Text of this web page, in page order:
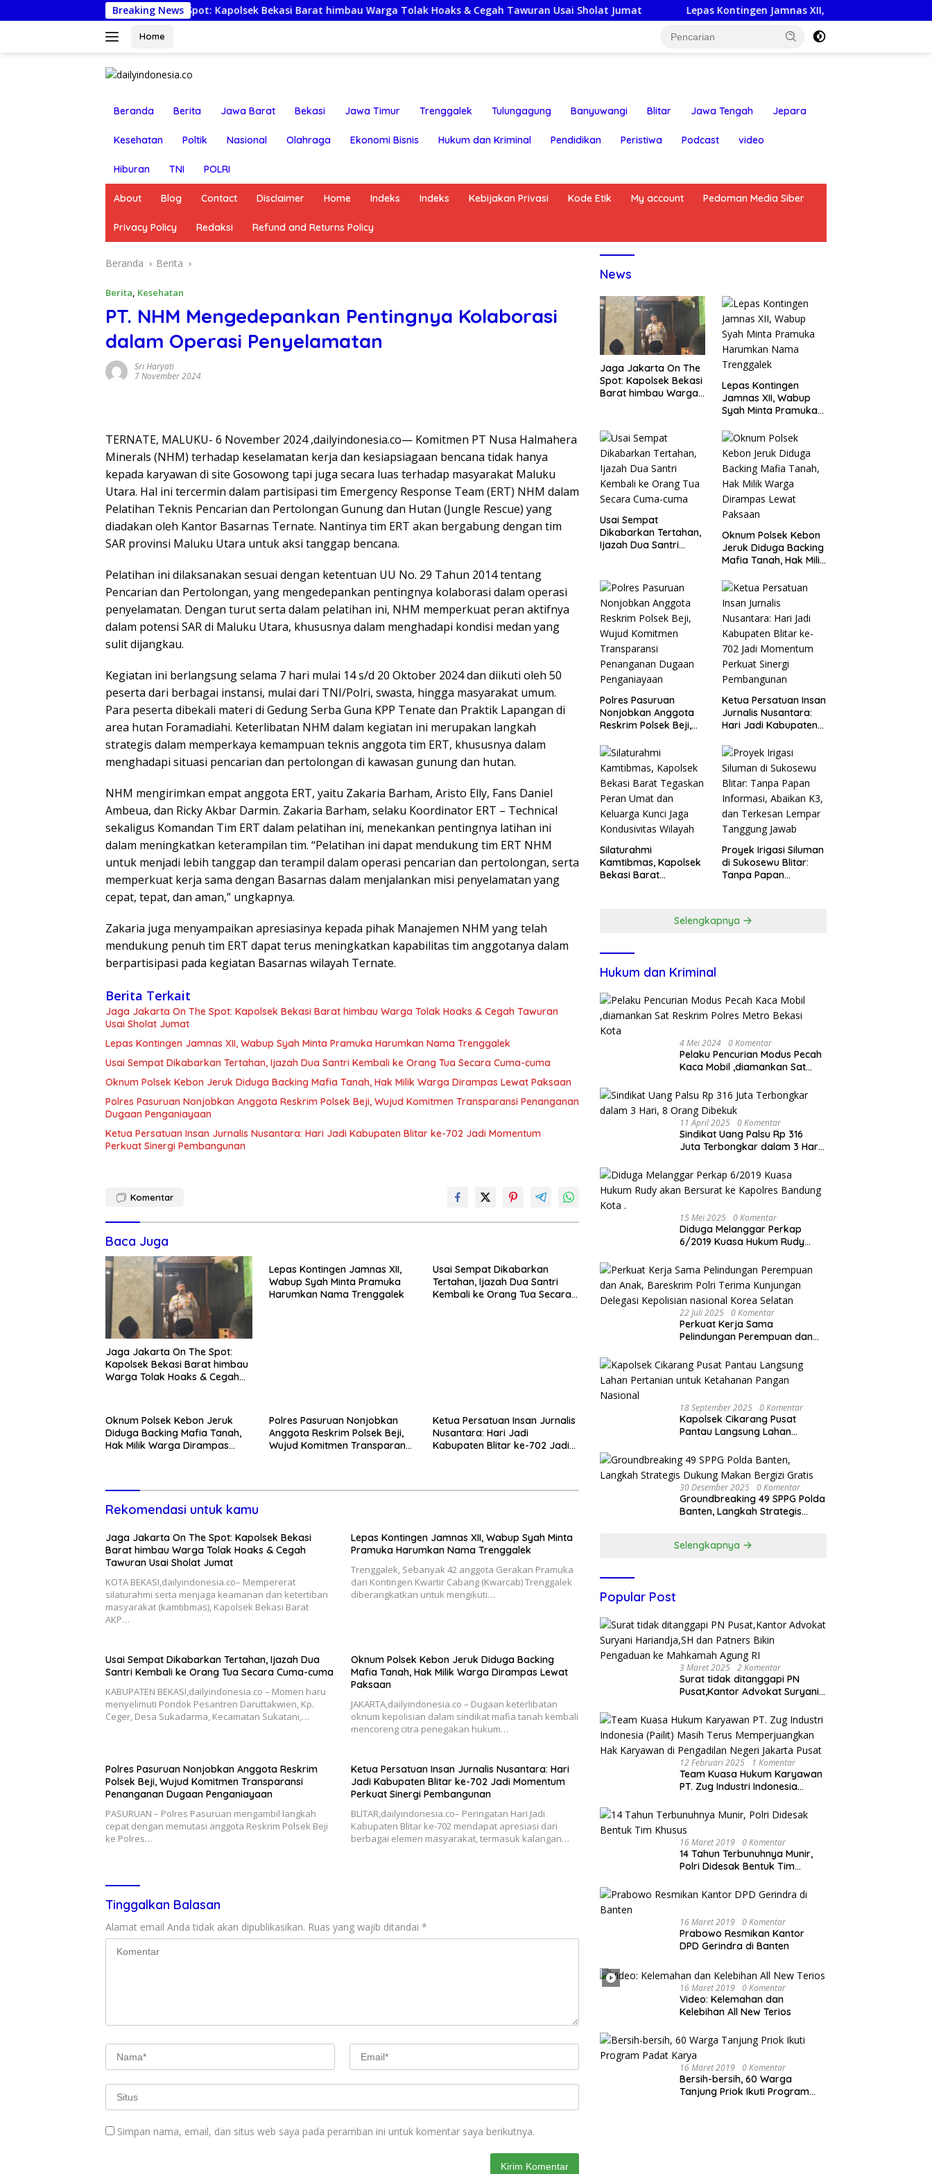
ke
Breaking News
Jaga Jakarta On The Spot: Kapolsek Bekasi Barat himbau Warga Tolak Hoaks & Cegah Tawuran Usai Sholat Jumat Lepas Kontingen Jamnas XII, Wabup Syah Minta Pramuka
Home
Beranda Berita Jawa Barat Bekasi Jawa Timur Trenggalek Tulungagung Banyuwangi Blitar Jawa Tengah Jepara
Kesehatan Poltik Nasional Olahraga Ekonomi Bisnis Hukum dan Kriminal Pendidikan Peristiwa Podcast video
Hiburan TNI POLRI
About Blog Contact Disclaimer Home Indeks Indeks Kebijakan Privasi Kode Etik My account Pedoman Media Siber
Privacy Policy Redaksi Refund and Returns Policy
Beranda Berita
Berita, Kesehatan
PT. NHM Mengedepankan Pentingnya Kolaborasi
dalam Operasi Penyelamatan
Sri Haryati
7 November 2024
TERNATE, MALUKU- 6 November 2024 ,dailyindonesia.co— Komitmen PT Nusa Halmahera
Minerals (NHM) terhadap keselamatan kerja dan kesiapsiagaan bencana tidak hanya
kepada karyawan di site Gosowong tapi juga secara luas terhadap masyarakat Maluku
Utara. Hal ini tercermin dalam partisipasi tim Emergency Response Team (ERT) NHM dalam
Pelatihan Teknis Pencarian dan Pertolongan Gunung dan Hutan (Jungle Rescue) yang
diadakan oleh Kantor Basarnas Ternate. Nantinya tim ERT akan bergabung dengan tim
SAR provinsi Maluku Utara untuk aksi tanggap bencana.
Pelatihan ini dilaksanakan sesuai dengan ketentuan UU No. 29 Tahun 2014 tentang
Pencarian dan Pertolongan, yang mengedepankan pentingnya kolaborasi dalam operasi
penyelamatan. Dengan turut serta dalam pelatihan ini, NHM memperkuat peran aktifnya
dalam potensi SAR di Maluku Utara, khususnya dalam menghadapi kondisi medan yang
sulit dijangkau.
Kegiatan ini berlangsung selama 7 hari mulai 14 s/d 20 Oktober 2024 dan diikuti oleh 50
peserta dari berbagai instansi, mulai dari TNI/Polri, swasta, hingga masyarakat umum.
Para peserta dibekali materi di Gedung Serba Guna KPP Tenate dan Praktik Lapangan di
area hutan Foramadiahi. Keterlibatan NHM dalam kegiatan ini merupakan langkah
strategis dalam memperkaya kemampuan teknis anggota tim ERT, khususnya dalam
menghadapi situasi pencarian dan pertolongan di kawasan gunung dan hutan.
NHM mengirimkan empat anggota ERT, yaitu Zakaria Barham, Aristo Elly, Fans Daniel
Ambeua, dan Ricky Akbar Darmin. Zakaria Barham, selaku Koordinator ERT – Technical
sekaligus Komandan Tim ERT dalam pelatihan ini, menekankan pentingnya latihan ini
dalam meningkatkan keterampilan tim. “Pelatihan ini dapat mendukung tim ERT NHM
untuk menjadi lebih tanggap dan terampil dalam operasi pencarian dan pertolongan, serta
memperkuat kerja sama dengan Basarnas dalam menjalankan misi penyelamatan yang
cepat, tepat, dan aman,” ungkapnya.
Zakaria juga menyampaikan apresiasinya kepada pihak Manajemen NHM yang telah
mendukung penuh tim ERT dapat terus meningkatkan kapabilitas tim anggotanya dalam
berpartisipasi pada kegiatan Basarnas wilayah Ternate.
Berita Terkait
Jaga Jakarta On The Spot: Kapolsek Bekasi Barat himbau Warga Tolak Hoaks & Cegah Tawuran
Usai Sholat Jumat
Lepas Kontingen Jamnas XII, Wabup Syah Minta Pramuka Harumkan Nama Trenggalek
Usai Sempat Dikabarkan Tertahan, Ijazah Dua Santri Kembali ke Orang Tua Secara Cuma-cuma
Oknum Polsek Kebon Jeruk Diduga Backing Mafia Tanah, Hak Milik Warga Dirampas Lewat Paksaan
Polres Pasuruan Nonjobkan Anggota Reskrim Polsek Beji, Wujud Komitmen Transparansi Penanganan
Dugaan Penganiayaan
Ketua Persatuan Insan Jurnalis Nusantara: Hari Jadi Kabupaten Blitar ke-702 Jadi Momentum
Perkuat Sinergi Pembangunan
Komentar
Baca Juga
Jaga Jakarta On The Spot:
Kapolsek Bekasi Barat himbau
Warga Tolak Hoaks & Cegah
Lepas Kontingen Jamnas XII,
Wabup Syah Minta Pramuka
Harumkan Nama Trenggalek
Usai Sempat Dikabarkan
Tertahan, Ijazah Dua Santri
Kembali ke Orang Tua Secara
Oknum Polsek Kebon Jeruk
Diduga Backing Mafia Tanah,
Hak Milik Warga Dirampas
Polres Pasuruan Nonjobkan
Anggota Reskrim Polsek Beji,
Wujud Komitmen Transparansi
Ketua Persatuan Insan Jurnalis
Nusantara: Hari Jadi
Kabupaten Blitar ke-702 Jadi
Rekomendasi untuk kamu
Jaga Jakarta On The Spot: Kapolsek Bekasi
Barat himbau Warga Tolak Hoaks & Cegah
Tawuran Usai Sholat Jumat
KOTA BEKASI,dailyindonesia.co– Mempererat
silaturahmi serta menjaga keamanan dan ketertiban
masyarakat (kamtibmas), Kapolsek Bekasi Barat
AKP…
Lepas Kontingen Jamnas XII, Wabup Syah Minta
Pramuka Harumkan Nama Trenggalek
Trenggalek, Sebanyak 42 anggota Gerakan Pramuka
dari Kontingen Kwartir Cabang (Kwarcab) Trenggalek
diberangkatkan untuk mengikuti…
Usai Sempat Dikabarkan Tertahan, Ijazah Dua
Santri Kembali ke Orang Tua Secara Cuma-cuma
KABUPATEN BEKASI,dailyindonesia.co – Momen haru
menyelimuti Pondok Pesantren Daruttakwien, Kp.
Ceger, Desa Sukadarma, Kecamatan Sukatani,…
Oknum Polsek Kebon Jeruk Diduga Backing
Mafia Tanah, Hak Milik Warga Dirampas Lewat
Paksaan
JAKARTA,dailyindonesia.co – Dugaan keterlibatan
oknum kepolisian dalam sindikat mafia tanah kembali
mencoreng citra penegakan hukum…
Polres Pasuruan Nonjobkan Anggota Reskrim
Polsek Beji, Wujud Komitmen Transparansi
Penanganan Dugaan Penganiayaan
PASURUAN – Polres Pasuruan mengambil langkah
cepat dengan memutasi anggota Reskrim Polsek Beji
ke Polres…
Ketua Persatuan Insan Jurnalis Nusantara: Hari
Jadi Kabupaten Blitar ke-702 Jadi Momentum
Perkuat Sinergi Pembangunan
BLITAR,dailyindonesia.co– Peringatan Hari Jadi
Kabupaten Blitar ke-702 mendapat apresiasi dari
berbagai elemen masyarakat, termasuk kalangan…
Tinggalkan Balasan
Alamat email Anda tidak akan dipublikasikan. Ruas yang wajib ditandai *
Simpan nama, email, dan situs web saya pada peramban ini untuk komentar saya berikutnya.
News
Jaga Jakarta On The
Spot: Kapolsek Bekasi
Barat himbau Warga
Jumat
Lepas Kontingen
Jamnas XII, Wabup
Syah Minta Pramuka
Trenggalek
Usai Sempat
Dikabarkan Tertahan,
Ijazah Dua Santri
Oknum Polsek Kebon
Jeruk Diduga Backing
Mafia Tanah, Hak Milik
Lewat Paksaan
Polres Pasuruan
Nonjobkan Anggota
Reskrim Polsek Beji,
Transparansi
Penanganan Dugaan
Penganiayaan
Ketua Persatuan Insan
Jurnalis Nusantara:
Hari Jadi Kabupaten
Momentum Perkuat
Sinergi Pembangunan
Silaturahmi
Kamtibmas, Kapolsek
Bekasi Barat
Proyek Irigasi Siluman
di Sukosewu Blitar:
Tanpa Papan
Selengkapnya
Hukum dan Kriminal
4 Mei 2024 0 Komentar
Pelaku Pencurian Modus Pecah
Kaca Mobil ,diamankan Sat
Kota
11 April 2025 0 Komentar
Sindikat Uang Palsu Rp 316
Juta Terbongkar dalam 3 Hari,
15 Mei 2025 0 Komentar
Diduga Melanggar Perkap
6/2019 Kuasa Hukum Rudy
Bandung Kota .
22 Juli 2025 0 Komentar
Perkuat Kerja Sama
Pelindungan Perempuan dan
Kunjungan Delegasi Kepolisian
nasional Korea Selatan
18 September 2025 0 Komentar
Kapolsek Cikarang Pusat
Pantau Langsung Lahan
Pangan Nasional
30 Desember 2025 0 Komentar
Groundbreaking 49 SPPG Polda
Banten, Langkah Strategis
Selengkapnya
Popular Post
3 Maret 2025 2 Komentar
Surat tidak ditanggapi PN
Pusat,Kantor Advokat Suryani
Pengaduan ke Mahkamah
Agung RI
12 Februari 2025 1 Komentar
Team Kuasa Hukum Karyawan
PT. Zug Industri Indonesia
Memperjuangkan Hak
Karyawan di Pengadilan Negeri
Jakarta Pusat
16 Maret 2019 0 Komentar
14 Tahun Terbunuhnya Munir,
Polri Didesak Bentuk Tim
16 Maret 2019 0 Komentar
Prabowo Resmikan Kantor
DPD Gerindra di Banten
16 Maret 2019 0 Komentar
Video: Kelemahan dan
Kelebihan All New Terios
16 Maret 2019 0 Komentar
Bersih-bersih, 60 Warga
Tanjung Priok Ikuti Program